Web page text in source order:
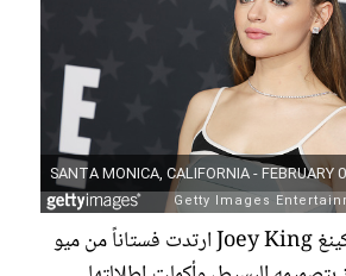
الممثلة الشابة جوي كينغ Joey King ارتدت فستاناً من ميو